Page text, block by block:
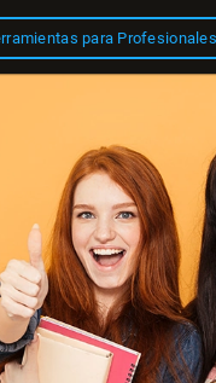
para Profesionales